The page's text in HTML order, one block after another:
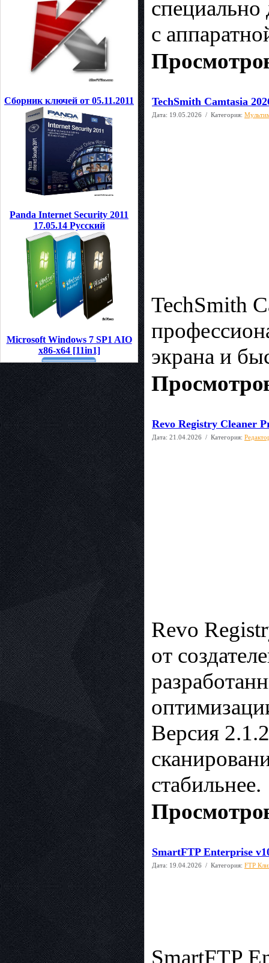
Сборник ключей от 05.11.2011
Panda Internet Security 2011
17.05.14 Русский
Microsoft Windows 7 SP1 AIO
x86-x64 [11in1]
с
TechSmith Camtasia
Дата: 19.05.2026 / Категория:
TechSmith
экрана и
Revo Registry Cleaner
Дата: 21.04.2026 / Категория:
Revo
от
Версия
стабильнее.
SmartFTP Enterprise
Дата: 19.04.2026 / Категория: FTP
SmartFTP